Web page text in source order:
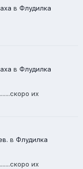
в Флудилка
в Флудилка
их
в Флудилка
их